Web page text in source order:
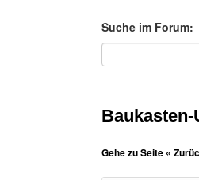
Suche im Forum:
Suche im Forum
Gehe zu Seite «